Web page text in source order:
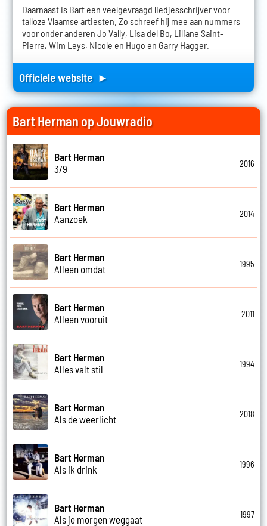
Daarnaast is Bart een veelgevraagd liedjesschrijver voor
talloze Vlaamse artiesten. Zo schreef hij mee aan nummers
voor onder anderen Jo Vally, Lisa del Bo, Liliane Saint-
Pierre, Wim Leys, Nicole en Hugo en Garry Hagger.
Officiele website ►
Bart Herman op Jouwradio
Bart Herman
3/9
2016
Bart Herman
Aanzoek
2014
Bart Herman
Alleen omdat
1995
Bart Herman
Alleen vooruit
2011
Bart Herman
Alles valt stil
1994
Bart Herman
Als de weerlicht
2018
Bart Herman
Als ik drink
1996
Bart Herman
Als je morgen weggaat
1997